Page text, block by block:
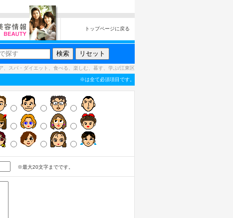
トップページに戻る
、スパ・ダイエット、食べる、楽しむ、暮す、学ぶ/江東区
※は全て必須項目です。
※最大20文字までです。